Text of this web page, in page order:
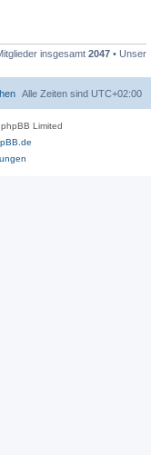
insgesamt 2047 • Unser
Alle Zeiten sind UTC+02:00
Limited